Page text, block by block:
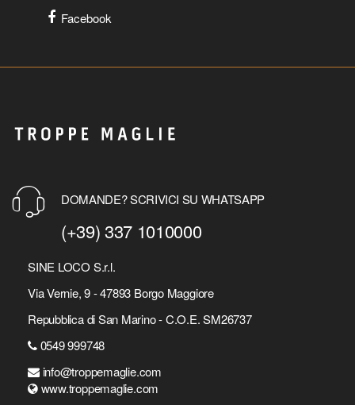
Facebook
DOMANDE? SCRIVICI SU WHATSAPP
(+39) 337 1010000
SINE LOCO S.r.l.
Via Vernie, 9 - 47893 Borgo Maggiore
Repubblica di San Marino - C.O.E. SM26737
0549 999748
info@troppemaglie.com
www.troppemaglie.com